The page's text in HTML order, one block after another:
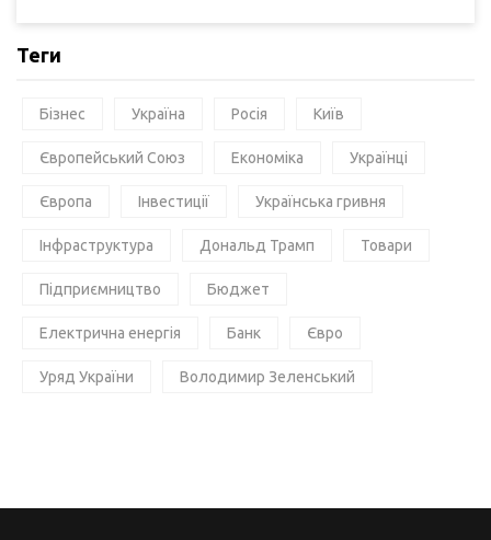
Теги
Бізнес Україна Росія Київ
Європейський Союз Економіка Українці
Європа Інвестиції Українська гривня
Інфраструктура Дональд Трамп Товари
Підприємництво Бюджет
Електрична енергія Банк Євро
Уряд України Володимир Зеленський